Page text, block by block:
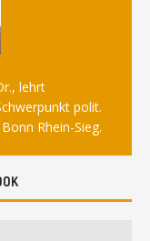
lehrt
polit.
Rhein-Sieg.